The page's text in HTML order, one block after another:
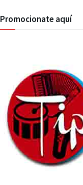
Promocionate aquí